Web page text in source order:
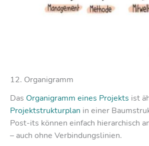
12. Organigramm
Das Organigramm eines Projekts ist
Projektstrukturplan in einer
Post-its können einfach hierarchisch
– auch ohne Verbindungslinien.